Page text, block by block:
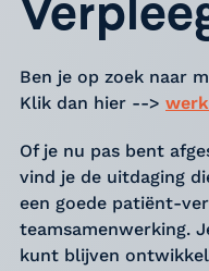
Ben je op zoek naar
Klik dan hier -->
Of je nu pas bent
vind je de uitdaging
een goede patiënt-
teamsamenwerking.
kunt blijven